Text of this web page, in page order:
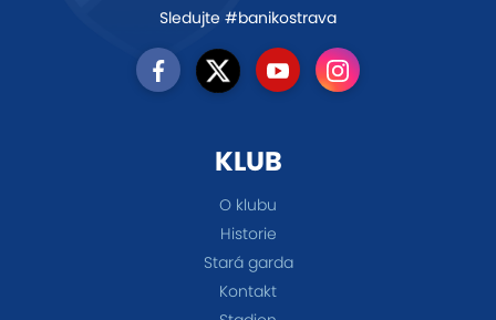
Sledujte #banikostrava
KLUB
O klubu
Historie
Stará garda
Kontakt